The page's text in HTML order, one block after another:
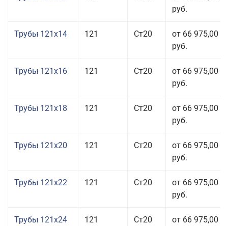
руб.
Трубы 121x14 121 Ст20
от 66 975,00
руб.
Трубы 121x16 121 Ст20
от 66 975,00
руб.
Трубы 121x18 121 Ст20
от 66 975,00
руб.
Трубы 121x20 121 Ст20
от 66 975,00
руб.
Трубы 121x22 121 Ст20
от 66 975,00
руб.
Трубы 121x24 121 Ст20 от 66 975,00